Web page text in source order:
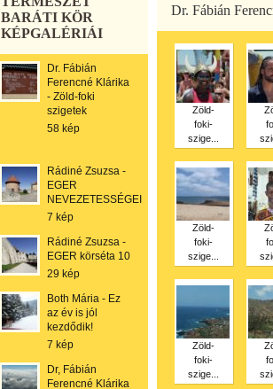
BARÁTI KÖR
KÉPGALÉRIÁI
Dr. Fábián
Ferencné Klárika
- Zöld-foki
szigetek
58 kép
Rádiné Zsuzsa -
EGER
NEVEZETESSÉGEI
7 kép
Rádiné Zsuzsa -
EGER körséta 10
29 kép
Both Mária - Ez
az év is jól
kezdődik!
7 kép
Dr, Fábián
Ferencné Klárika
Dr. Fábián
Zöld-
foki-
szige...
Zöld-
foki-
szige...
Zöld-
foki-
szige...